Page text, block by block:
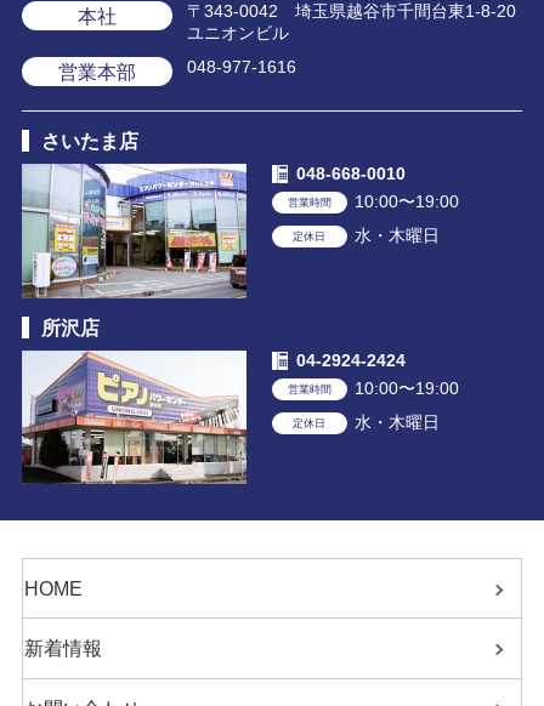
本社
〒343-0042 埼玉県越谷市千間台東1-8-20
ユニオンビル
営業本部 048-977-1616
さいたま店
048-668-0010
営業時間 10:00〜19:00
定休日 水・木曜日
所沢店
04-2924-2424
営業時間 10:00〜19:00
定休日 水・木曜日
HOME
新着情報